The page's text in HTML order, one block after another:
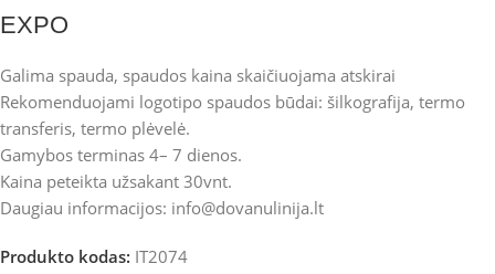
EXPO
Galima spauda, spaudos kaina skaičiuojama atskirai
Rekomenduojami logotipo spaudos būdai: šilkografija, termo
transferis, termo plėvelė.
Gamybos terminas 4– 7 dienos.
Kaina peteikta užsakant 30vnt.
Daugiau informacijos: info@dovanulinija.lt
Produkto kodas: IT2074